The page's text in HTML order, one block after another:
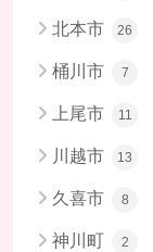
北本市 26
桶川市 7
上尾市 11
川越市 13
久喜市 8
神川町 2